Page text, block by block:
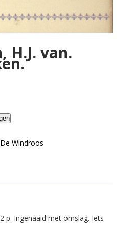
H.J. van.
De Windroos
p. Ingenaaid met omslag. Iets